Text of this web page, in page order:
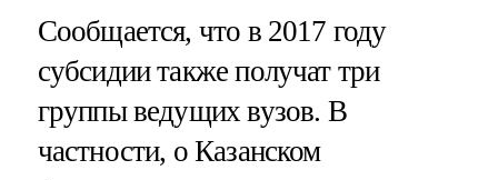
Сообщается, что в 2017 году
субсидии также получат три
группы ведущих вузов. В
частности, о Казанском